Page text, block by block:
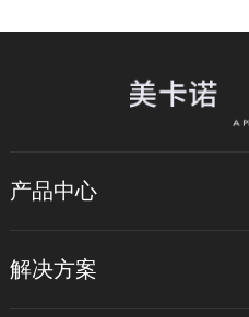
产品中心
解决方案